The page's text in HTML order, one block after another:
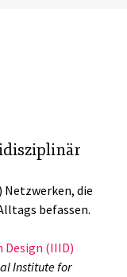
die
befassen.
(IIID)
Institute for